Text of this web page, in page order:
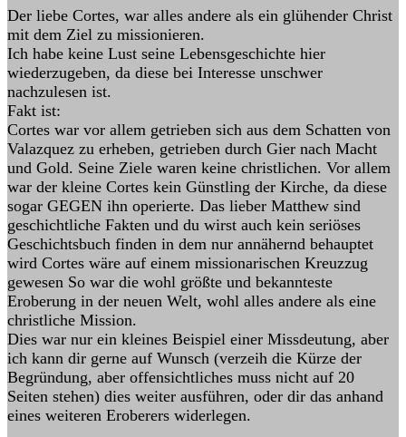
Der liebe Cortes, war alles andere als ein glühender Christ
mit dem Ziel zu missionieren.
Ich habe keine Lust seine Lebensgeschichte hier
wiederzugeben, da diese bei Interesse unschwer
nachzulesen ist.
Fakt ist:
Cortes war vor allem getrieben sich aus dem Schatten von
Valazquez zu erheben, getrieben durch Gier nach Macht
und Gold. Seine Ziele waren keine christlichen. Vor allem
war der kleine Cortes kein Günstling der Kirche, da diese
sogar GEGEN ihn operierte. Das lieber Matthew sind
geschichtliche Fakten und du wirst auch kein seriöses
Geschichtsbuch finden in dem nur annähernd behauptet
wird Cortes wäre auf einem missionarischen Kreuzzug
gewesen So war die wohl größte und bekannteste
Eroberung in der neuen Welt, wohl alles andere als eine
christliche Mission.
Dies war nur ein kleines Beispiel einer Missdeutung, aber
ich kann dir gerne auf Wunsch (verzeih die Kürze der
Begründung, aber offensichtliches muss nicht auf 20
Seiten stehen) dies weiter ausführen, oder dir das anhand
eines weiteren Eroberers widerlegen.